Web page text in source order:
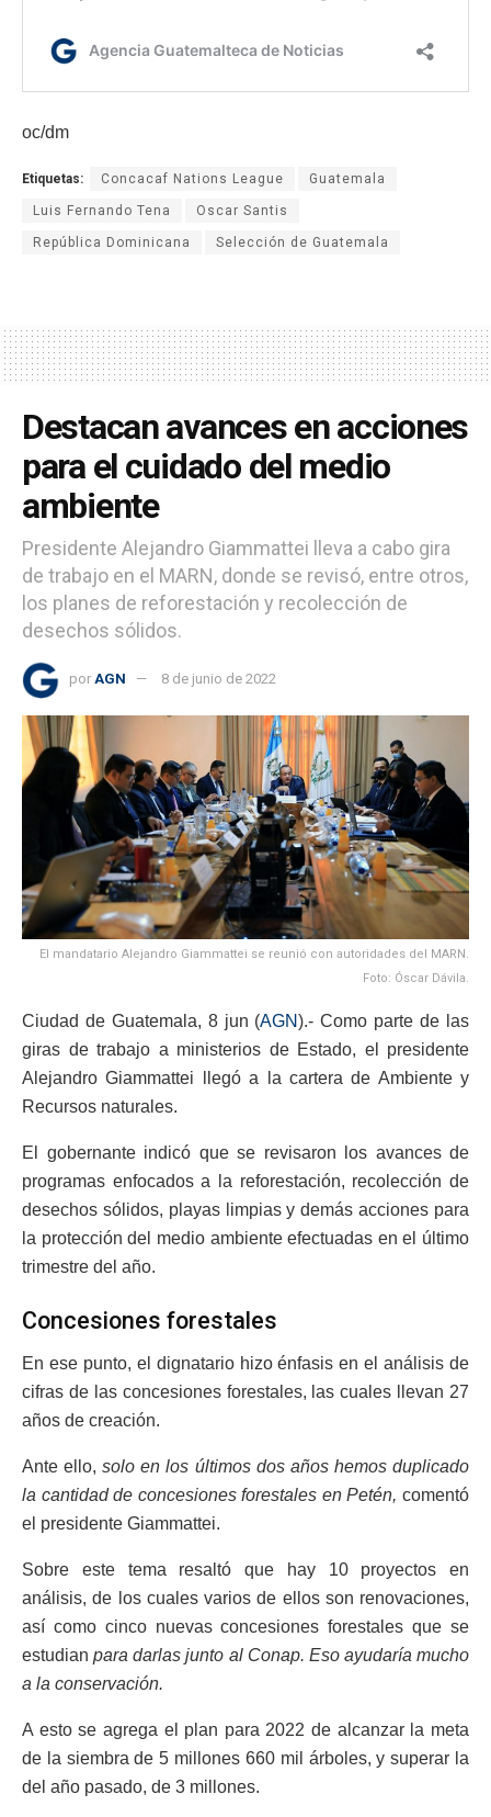
oc/dm
Etiquetas: Concacaf Nations League Guatemala
Luis Fernando Tena Oscar Santis
República Dominicana Selección de Guatemala
Destacan avances en acciones
para el cuidado del medio
ambiente
Presidente Alejandro Giammattei lleva a cabo gira
de trabajo en el MARN, donde se revisó, entre otros,
los planes de reforestación y recolección de
desechos sólidos.
por AGN 8 de junio de 2022
El mandatario Alejandro Giammattei se reunió con autoridades del MARN.
Foto: Óscar Dávila.
Ciudad de Guatemala, 8 jun (AGN).- Como parte de las
giras de trabajo a ministerios de Estado, el presidente
Alejandro Giammattei llegó a la cartera de Ambiente y
Recursos naturales.
El gobernante indicó que se revisaron los avances de
programas enfocados a la reforestación, recolección de
desechos sólidos, playas limpias y demás acciones para
la protección del medio ambiente efectuadas en el último
trimestre del año.
Concesiones forestales
En ese punto, el dignatario hizo énfasis en el análisis de
cifras de las concesiones forestales, las cuales llevan 27
años de creación.
Ante ello,solo en los últimos dos años hemos duplicado
la cantidad de concesiones forestales en Petén, comentó
el presidente Giammattei.
Sobre este tema resaltó que hay 10 proyectos en
análisis, de los cuales varios de ellos son renovaciones,
así como cinco nuevas concesiones forestales que se
estudianpara darlas junto al Conap. Eso ayudaría mucho
a la conservación.
A esto se agrega el plan para 2022 de alcanzar la meta
de la siembra de 5 millones 660 mil árboles, y superar la
del año pasado, de 3 millones.